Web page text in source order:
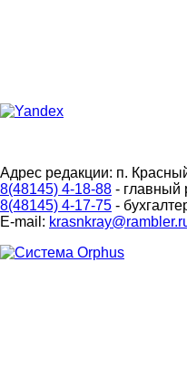
Адрес редакции: п.
8(48145) 4-18-88 - главный
8(48145) 4-17-75 -
E-mail: